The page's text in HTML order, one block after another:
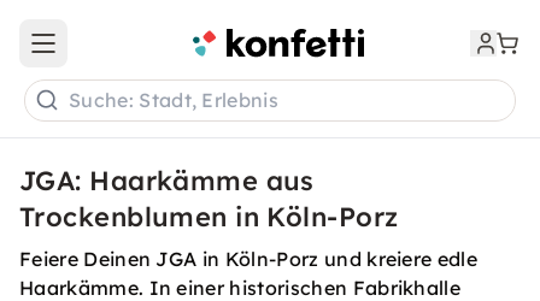
Open main menu
Suche: Stadt, Erlebnis
JGA: Haarkämme aus
Trockenblumen in Köln-Porz
Feiere Deinen JGA in Köln-Porz und kreiere edle
Haarkämme. In einer historischen Fabrikhalle